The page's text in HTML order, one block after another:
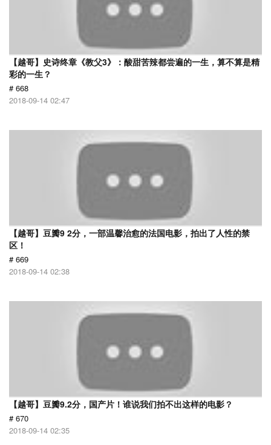
【越哥】史诗终章《教父3》：酸甜苦辣都尝遍的一生，算不算是精
彩的一生？
# 668
2018-09-14 02:47
【越哥】豆瓣9 2分，一部温馨治愈的法国电影，拍出了人性的禁
区！
# 669
2018-09-14 02:38
【越哥】豆瓣9.2分，国产片！谁说我们拍不出这样的电影？
# 670
2018-09-14 02:35